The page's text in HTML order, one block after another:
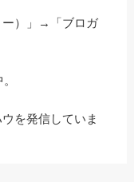
ー）」→「ブロガ
を発信していま